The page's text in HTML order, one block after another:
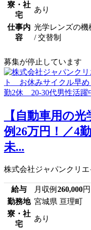
寮・社
宅
あり
仕事内
容
光学レンズの機
/ 交替制
募集が停止しています
【自動車用の
例26万円！／4
未...
株式会社ジャパンクリエ
給与 月収例 260,000円
勤務地 宮城県 亘理町
寮・社
宅
あり